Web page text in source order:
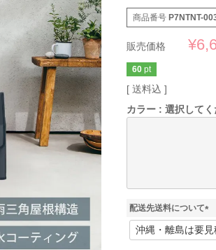
商品番号 P7NTNT-
販売価格 ¥
60 pt
送料込
カラー
選択して
配送先送料について
(
必